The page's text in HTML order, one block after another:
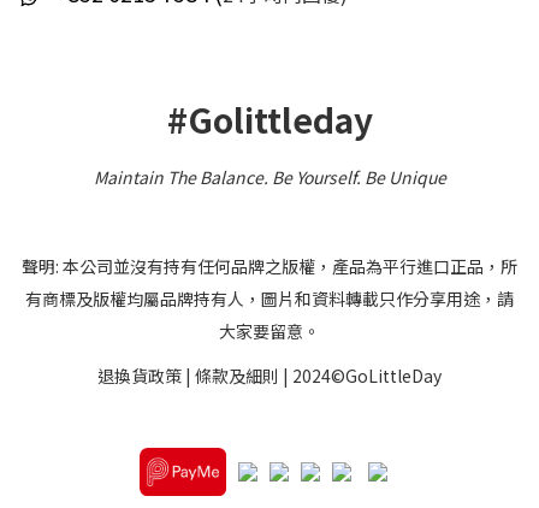
#Golittleday
Maintain The Balance. Be Yourself.Be Unique
聲明: 本公司並沒有持有任何品牌之版權，產品為平行進口正品，所
有商標及版權均屬品牌持有人，圖片和資料轉載只作分享用途，請
大家要留意。
退換貨政策 | 條款及細則 | 2024©GoLittleDay